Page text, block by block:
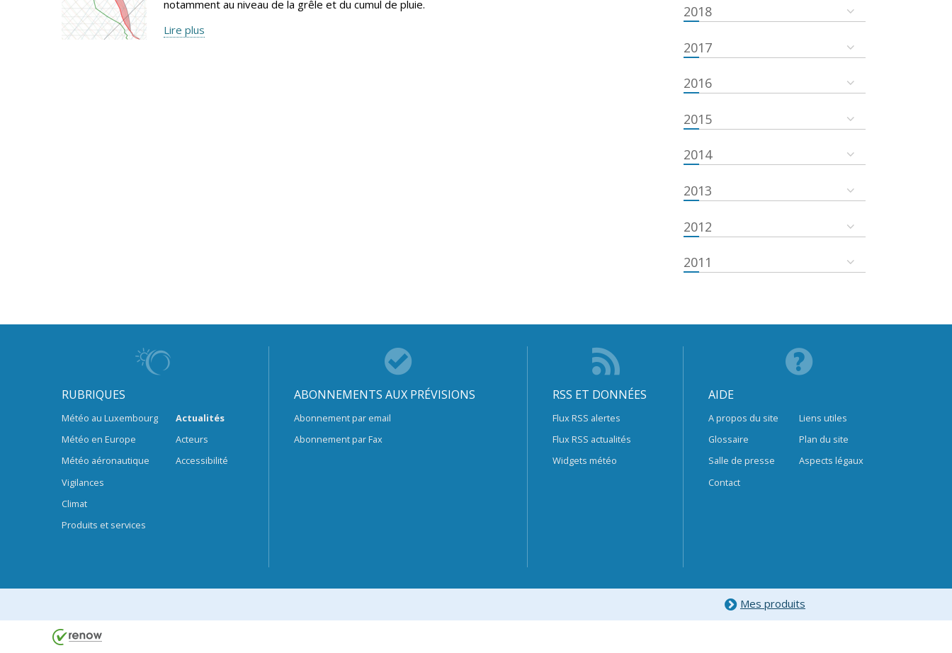
notamment au niveau de la grêle et du cumul de pluie.
Lire plus
2018
2017
2016
2015
2014
2013
2012
2011
RUBRIQUES
Météo au Luxembourg
Météo en Europe
Météo aéronautique
Vigilances
Climat
Produits et services
Actualités
Acteurs
Accessibilité
ABONNEMENTS AUX PRÉVISIONS
Abonnement par email
Abonnement par Fax
RSS ET DONNÉES
Flux RSS alertes
Flux RSS actualités
Widgets météo
AIDE
A propos du site
Glossaire
Salle de presse
Contact
Liens utiles
Plan du site
Aspects légaux
Mes produits